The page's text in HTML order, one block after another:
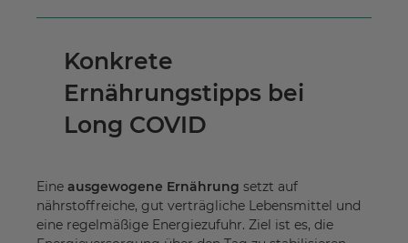
Konkrete
Ernährungstipps bei
Long COVID
Eine ausgewogene Ernährung setzt auf
nährstoffreiche, gut verträgliche Lebensmittel und
eine regelmäßige Energiezufuhr. Ziel ist es, die